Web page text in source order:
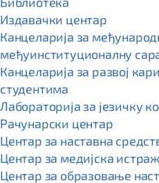
Издавачки центар
Канцеларија за
међуинституционалну
Канцеларија за развој
студентима
Лабораторија за језичку
Рачунарски центар
Центар за наставна
Центар за медијска
Центар за образовање